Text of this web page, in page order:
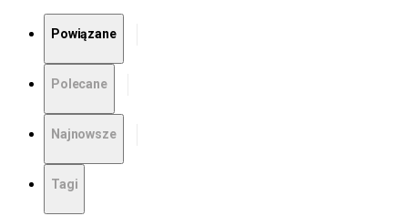
Powiązane
Polecane
Najnowsze
Tagi